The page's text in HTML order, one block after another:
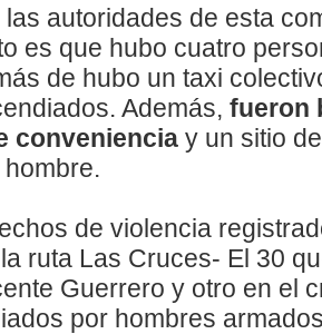
autoridades de esta
es que hubo cuatro
de hubo un taxi
Además, fueron
conveniencia y un sitio
de violencia
ruta Las Cruces- El 30
Guerrero y otro en el
por hombres